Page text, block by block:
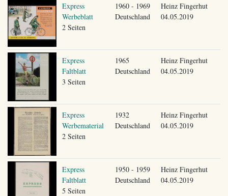
Express
Werbeblatt
2 Seiten
1960 - 1969
Deutschland
Heinz Fingerhut
04.05.2019
Express
Faltblatt
3 Seiten
1965
Deutschland
Heinz Fingerhut
04.05.2019
Express
Werbematerial
2 Seiten
1932
Deutschland
Heinz Fingerhut
04.05.2019
Express
Faltblatt
5 Seiten
1950 - 1959
Deutschland
Heinz Fingerhut
04.05.2019